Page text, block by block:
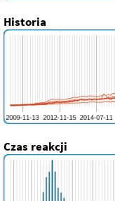
Historia
Czas reakcji